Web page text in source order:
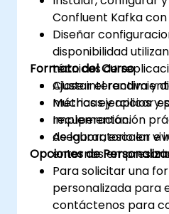
Confluent Kafka
Diseñar
disponibilidad
técnicas de
Ajustar el
métricas y aplicar
recuperación.
Asegurar, escalar e
entornos
Formato del Curso
Clase interactiva y
Muchas ejercicios y
Implementación
de laboratorio en
Opciones de
Para solicitar una
personalizada para
contáctenos para